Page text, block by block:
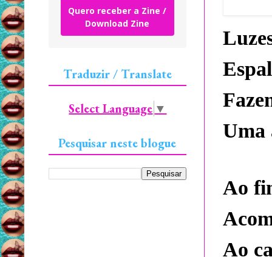
Uma
Ao
Ao
Quero receber a Zine /
Download Zine
Traduzir / Translate
Select Language ▼
Pesquisar neste blogue